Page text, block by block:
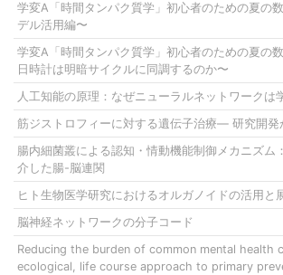
学変A「時間タンパク質学」初心者のための夏の
デル活用編〜
学変A「時間タンパク質学」初心者のための夏の
日時計は明暗サイクルに同調するのか〜
人工知能の原理：なぜニューラルネットワークは
筋ジストロフィーに対する遺伝子治療― 研究開
腸内細菌叢による認知・情動機能制御メカニズム
介した腸-脳連関
ヒト生物医学研究におけるオルガノイドの活用と
脳神経ネットワークの分子コード
Reducing the burden of common mental health
ecological, life course approach to primary